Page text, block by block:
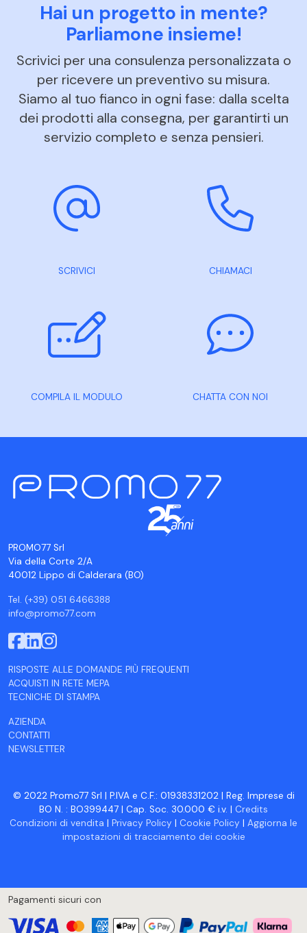
Hai un progetto in mente?
Parliamone insieme!
Scrivici per una consulenza personalizzata o
per ricevere un preventivo su misura.
Siamo al tuo fianco in ogni fase: dalla scelta
dei prodotti alla consegna, per garantirti un
servizio completo e senza pensieri.
SCRIVICI CHIAMACI
COMPILA IL MODULO CHATTA CON NOI
PROMO77 Srl
Via della Corte 2/A
40012 Lippo di Calderara (BO)
Tel. (+39) 051 6466388
info@promo77.com
RISPOSTE ALLE DOMANDE PIÙ FREQUENTI
ACQUISTI IN RETE MEPA
TECNICHE DI STAMPA
AZIENDA
CONTATTI
NEWSLETTER
© 2022 Promo77 Srl | P.IVA e C.F.: 01938331202 | Reg. Imprese di
BO N. : BO399447 | Cap. Soc. 30.000 € i.v. | Credits
Condizioni di vendita | Privacy Policy | Cookie Policy | Aggiorna le
impostazioni di tracciamento dei cookie
Pagamenti sicuri con